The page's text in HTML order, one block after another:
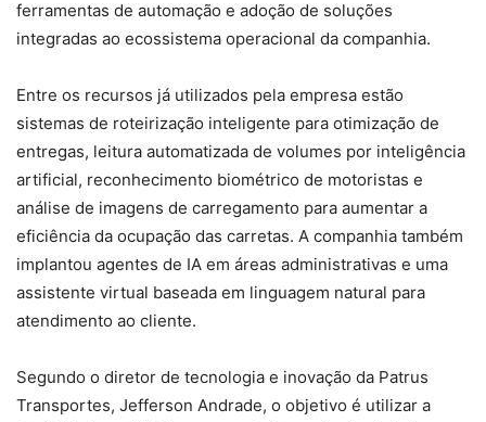
ferramentas de automação e adoção de soluções
integradas ao ecossistema operacional da companhia.
Entre os recursos já utilizados pela empresa estão
sistemas de roteirização inteligente para otimização de
entregas, leitura automatizada de volumes por inteligência
artificial, reconhecimento biométrico de motoristas e
análise de imagens de carregamento para aumentar a
eficiência da ocupação das carretas. A companhia também
implantou agentes de IA em áreas administrativas e uma
assistente virtual baseada em linguagem natural para
atendimento ao cliente.
Segundo o diretor de tecnologia e inovação da Patrus
Transportes, Jefferson Andrade, o objetivo é utilizar a